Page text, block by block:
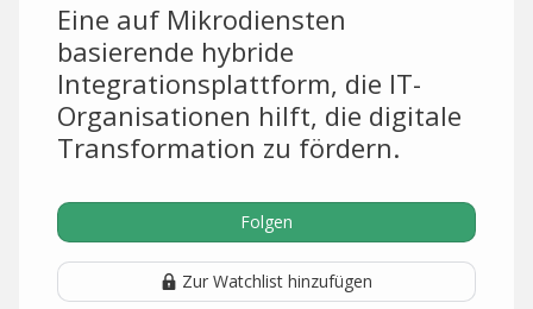
Eine auf Mikrodiensten
basierende hybride
Integrationsplattform, die IT-
Organisationen hilft, die digitale
Transformation zu fördern.
Folgen
Zur Watchlist hinzufügen